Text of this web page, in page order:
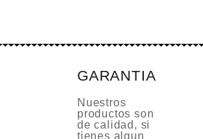
GARANTIA
Nuestros
productos son
de calidad, si
tienes algun